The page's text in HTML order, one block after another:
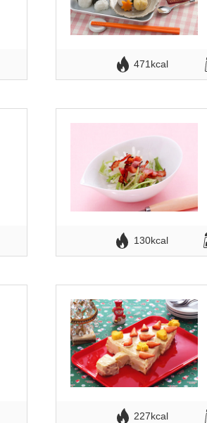
471kcal
130kcal
227kcal